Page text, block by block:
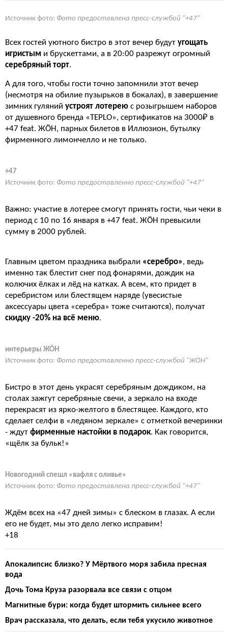
Источник фото: Фото предоставлена пресс-службой "+47"
Всех гостей уютного бистро в этот вечер будут угощать
игристым и брускеттами, а в 20:00 разрежут огромный
серебряный торт.
А для того, чтобы гости точно запомнили этот вечер
(несмотря на обилие пузырьков в бокалах), в завершение
зимних гуляний устроят лотерею с розыгрышем наборов
от душевного бренда «TEPLO», сертификатов на 3000₽ в
+47 feat. ЖÖН, парных билетов в Иллюзион, бутылку
фирменного лимончелло и не только.
+47
Источник фото: Фото предоставленно пресс-службой "+47"
Важно: участие в лотерее смогут принять гости, чьи чеки в
период с 10 по 16 января в +47 feat. ЖÖН превысили
сумму в 2000 рублей.
Главным цветом праздника выбрали «серебро», ведь
именно так блестит снег под фонарями, дождик на
колючих ёлках и лёд на катках. А всем, кто придет в
серебристом или блестящем наряде (увесистые
аксессуары цвета «серебра» тоже считаются), получат
скидку -20% на всё меню.
интерьеры ЖÖН
Источник фото: Фото предоставленно пресс-службой "ЖÖН"
Бистро в этот день украсят серебряным дождиком, на
столах зажгут серебряные свечи, а зеркало на входе
перекрасят из ярко-желтого в блестящее. Каждого, кто
сделает селфи в «ледяном зеркале» с отметкой вечеринки
- ждут фирменные настойки в подарок. Как говорится,
«щёлк за бульк!»
Новогодний спешл «вафля с оливье»
Источник фото: Фото предоставлена пресс-службой "+47"
Ждём всех на «47 дней зимы» с блеском в глазах. А если
его не будет, мы это дело легко исправим!
+18
Апокалипсис близко? У Мёртвого моря забила пресная
вода
Дочь Тома Круза разорвала все связи с отцом
Магнитные бури: когда будет штормить сильнее всего
Врач рассказала, что делать, если тебя укусило животное